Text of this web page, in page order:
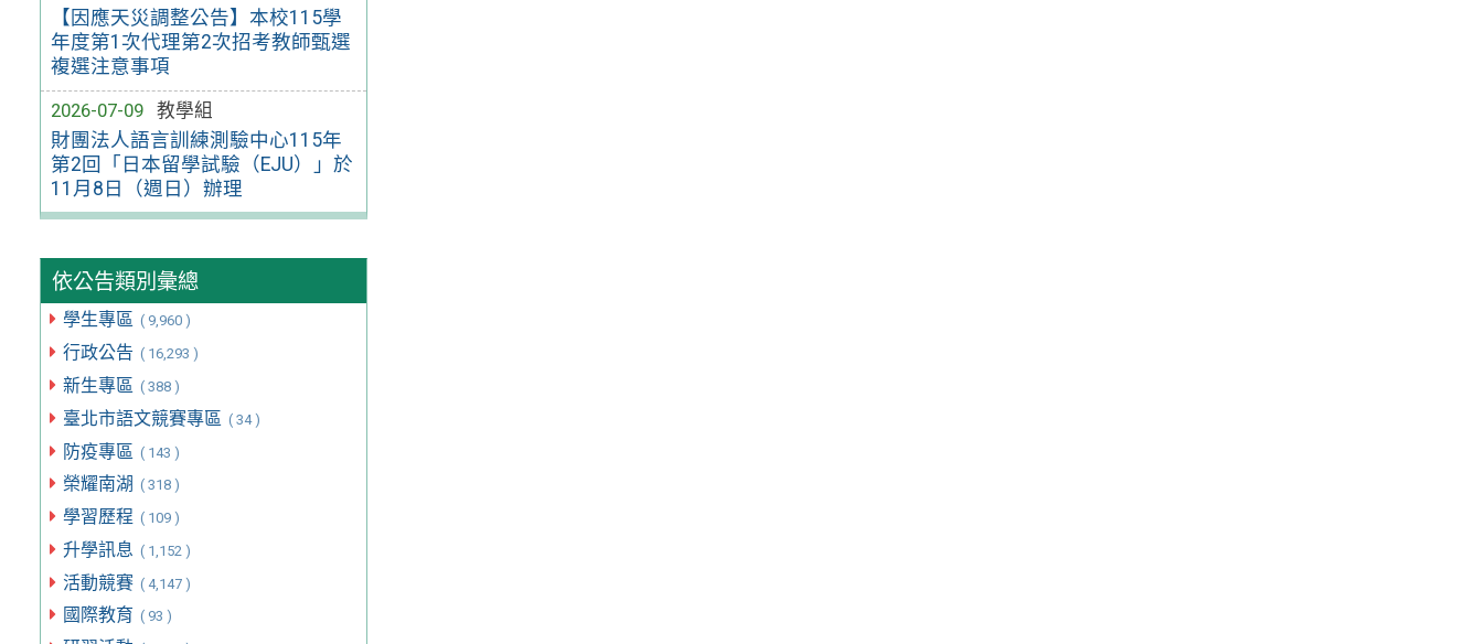
【因應天災調整公告】本校115學
年度第1次代理第2次招考教師甄選
複選注意事項
2026-07-09
教學組
財團法人語言訓練測驗中心115年
第2回「日本留學試驗（EJU）」於
11月8日（週日）辦理
依公告類別彙總
學生專區 ( 9,960 )
行政公告 ( 16,293 )
新生專區 ( 388 )
臺北市語文競賽專區 ( 34 )
防疫專區 ( 143 )
榮耀南湖 ( 318 )
學習歷程 ( 109 )
升學訊息 ( 1,152 )
活動競賽 ( 4,147 )
國際教育 ( 93 )